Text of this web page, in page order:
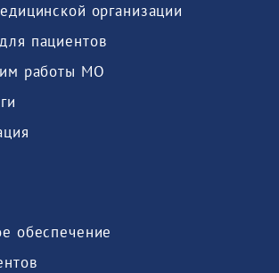
организации
пациентов
работы МО
обеспечение